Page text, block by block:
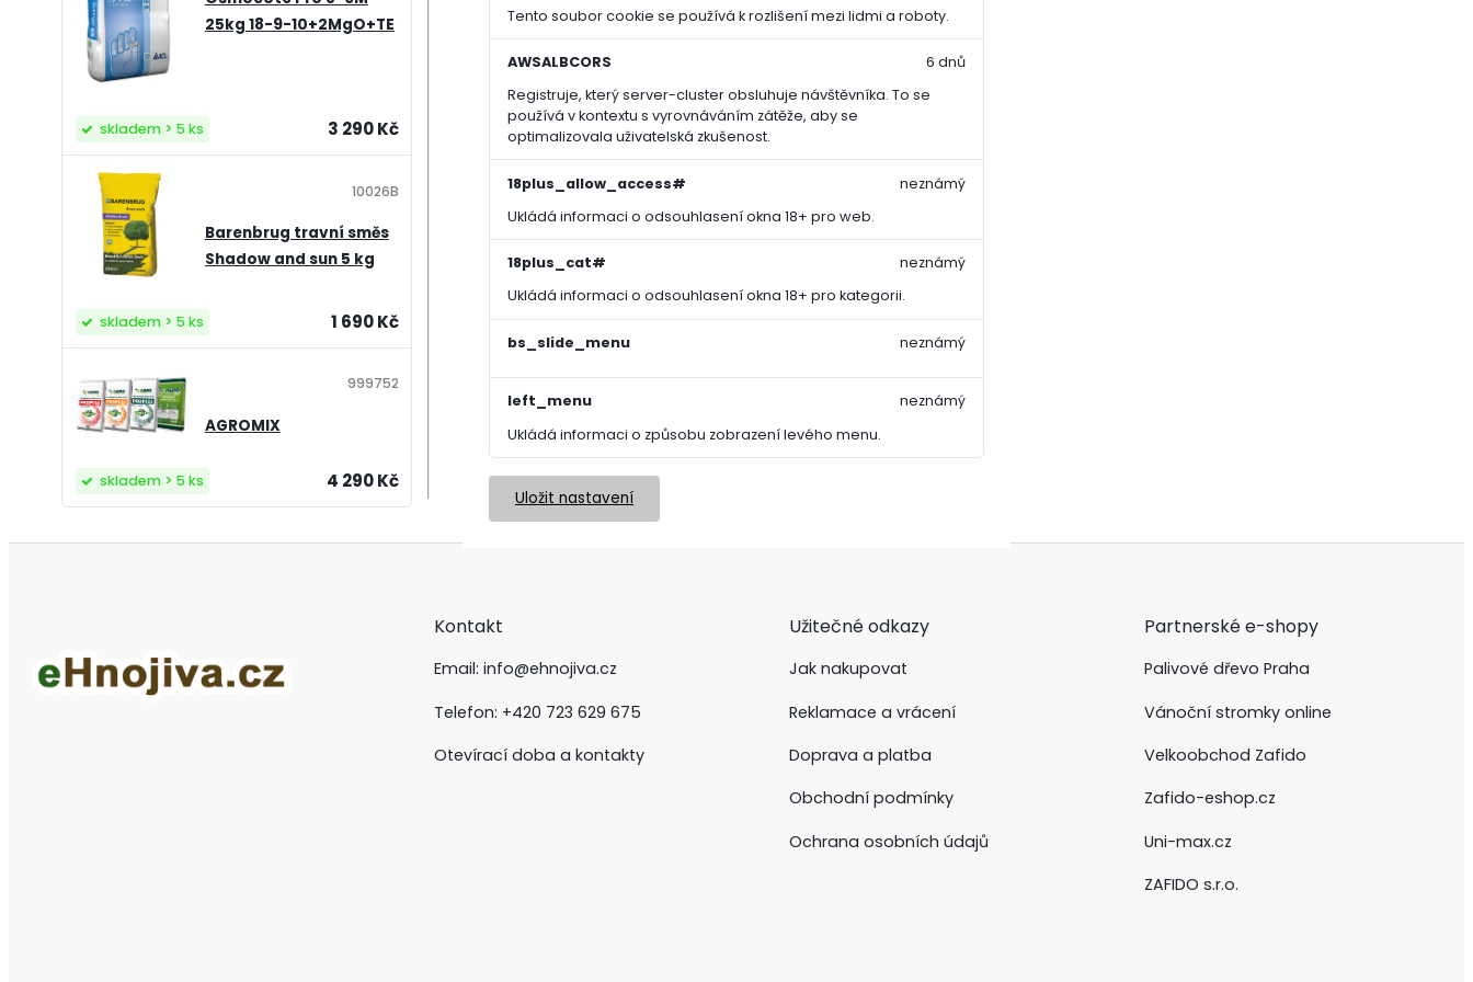
Tento soubor cookie se používá k rozlišení mezi lidmi a roboty.
AWSALBCORS
Registruje, který server-cluster obsluhuje návštěvníka. To se
používá v kontextu s vyrovnáváním zátěže, aby se
optimalizovala uživatelská zkušenost.
6 dnů
18plus_allow_access#
Ukládá informaci o odsouhlasení okna 18+ pro web.
neznámý
18plus_cat#
Ukládá informaci o odsouhlasení okna 18+ pro kategorii.
neznámý
bs_slide_menu neznámý
left_menu
Ukládá informaci o způsobu zobrazení levého menu.
neznámý
Uložit nastavení
25kg 18-9-10+2MgO+TE
3 290 Kč
skladem > 5 ks
Barenbrug travní směs
Shadow and sun 5 kg
10026B
1 690 Kč
skladem > 5 ks
AGROMIX
999752
4 290 Kč
skladem > 5 ks
Kontakt
Email: info@ehnojiva.cz
Telefon: +420 723 629 675
Otevírací doba a kontakty
Užitečné odkazy
Jak nakupovat
Reklamace a vrácení
Doprava a platba
Obchodní podmínky
Ochrana osobních údajů
Partnerské e-shopy
Palivové dřevo Praha
Vánoční stromky online
Velkoobchod Zafido
Zafido-eshop.cz
Uni-max.cz
ZAFIDO s.r.o.